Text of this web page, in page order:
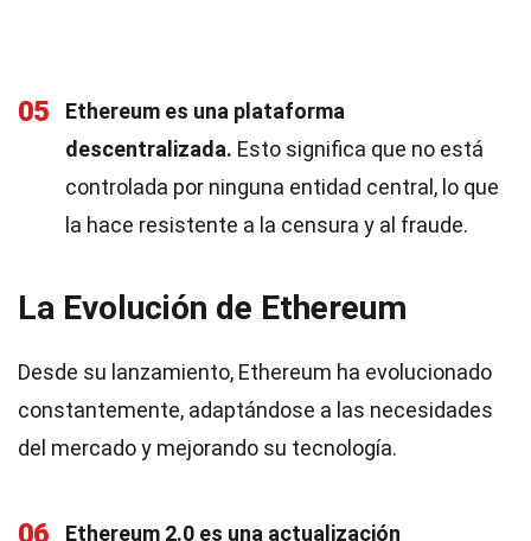
05
Ethereum es una plataforma
descentralizada. Esto significa que no está
controlada por ninguna entidad central, lo que
la hace resistente a la censura y al fraude.
La Evolución de Ethereum
Desde su lanzamiento, Ethereum ha evolucionado
constantemente, adaptándose a las necesidades
del mercado y mejorando su tecnología.
06 Ethereum 2.0 es una actualización